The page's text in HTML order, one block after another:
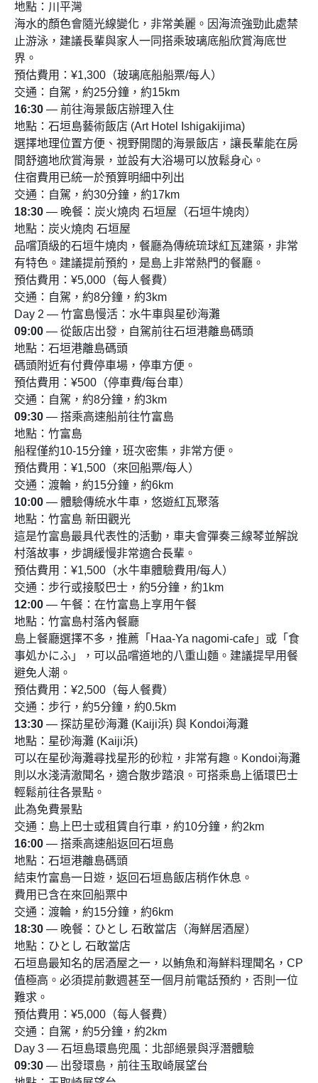
地點：川平灣
海水的顏色會隨光線變化，非常美麗。因海流強勁此處禁
止游泳，建議長輩與家人一同搭乘玻璃底船欣賞海底世
界。
預估費用：¥1,300（玻璃底船船票/每人）
交通：自駕，約25分鐘，約15km
16:30 — 前往海景飯店辦理入住
地點：石垣島藝術飯店 (Art Hotel Ishigakijima)
選擇地理位置方便、視野開闊的海景飯店，讓長輩能在房
間舒適地欣賞海景，並設有大浴場可以放鬆身心。
住宿費用已統一於預算明細中列出
交通：自駕，約30分鐘，約17km
18:30 — 晚餐：炭火燒肉 石垣屋（石垣牛燒肉）
地點：炭火燒肉 石垣屋
品嚐頂級的石垣牛燒肉，餐廳為傳統琉球紅瓦建築，非常
有特色。建議提前預約，是島上非常熱門的餐廳。
預估費用：¥5,000（每人餐費）
交通：自駕，約8分鐘，約3km
Day 2 — 竹富島慢活：水牛車與星砂海灘
09:00 — 從飯店出發，自駕前往石垣港離島碼頭
地點：石垣港離島碼頭
碼頭附近有付費停車場，停車方便。
預估費用：¥500（停車費/每台車）
交通：自駕，約8分鐘，約3km
09:30 — 搭乘高速船前往竹富島
地點：竹富島
船程僅約10-15分鐘，班次密集，非常方便。
預估費用：¥1,500（來回船票/每人）
交通：渡輪，約15分鐘，約6km
10:00 — 體驗傳統水牛車，悠遊紅瓦聚落
地點：竹富島 新田觀光
這是竹富島最具代表性的活動，車夫會彈奏三線琴並解說
村落故事，步調緩慢非常適合長輩。
預估費用：¥1,500（水牛車體驗費用/每人）
交通：步行或接駁巴士，約5分鐘，約1km
12:00 — 午餐：在竹富島上享用午餐
地點：竹富島村落內餐廳
島上餐廳選擇不多，推薦「Haa-Ya nagomi-cafe」或「食
事処かにふ」，可以品嚐道地的八重山麵。建議提早用餐
避免人潮。
預估費用：¥2,500（每人餐費）
交通：步行，約5分鐘，約0.5km
13:30 — 探訪星砂海灘 (Kaiji浜) 與 Kondoi海灘
地點：星砂海灘 (Kaiji浜)
可以在星砂海灘尋找星形的砂粒，非常有趣。Kondoi海灘
則以水淺清澈聞名，適合散步踏浪。可搭乘島上循環巴士
輕鬆前往各景點。
此為免費景點
交通：島上巴士或租賃自行車，約10分鐘，約2km
16:00 — 搭乘高速船返回石垣島
地點：石垣港離島碼頭
結束竹富島一日遊，返回石垣島飯店稍作休息。
費用已含在來回船票中
交通：渡輪，約15分鐘，約6km
18:30 — 晚餐：ひとし 石敢當店（海鮮居酒屋）
地點：ひとし 石敢當店
石垣島最知名的居酒屋之一，以鮪魚和海鮮料理聞名，CP
值極高。必須提前數週甚至一個月前電話預約，否則一位
難求。
預估費用：¥5,000（每人餐費）
交通：自駕，約5分鐘，約2km
Day 3 — 石垣島環島兜風：北部絕景與浮潛體驗
09:30 — 出發環島，前往玉取崎展望台